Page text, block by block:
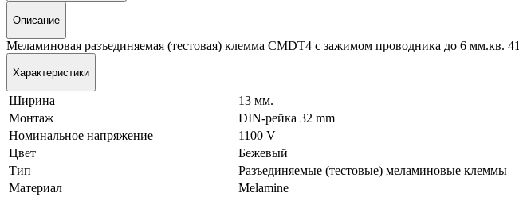
Описание
Меламиновая разъединяемая (тестовая) клемма CMDT4 с зажимом проводника до 6 мм.кв.
Характеристики
Ширина
13 мм.
Монтаж
DIN-рейка 32 mm
Номинальное напряжение
1100 V
Цвет
Бежевый
Тип
Разъединяемые (тестовые) меламиновые клеммы
Материал
Melamine